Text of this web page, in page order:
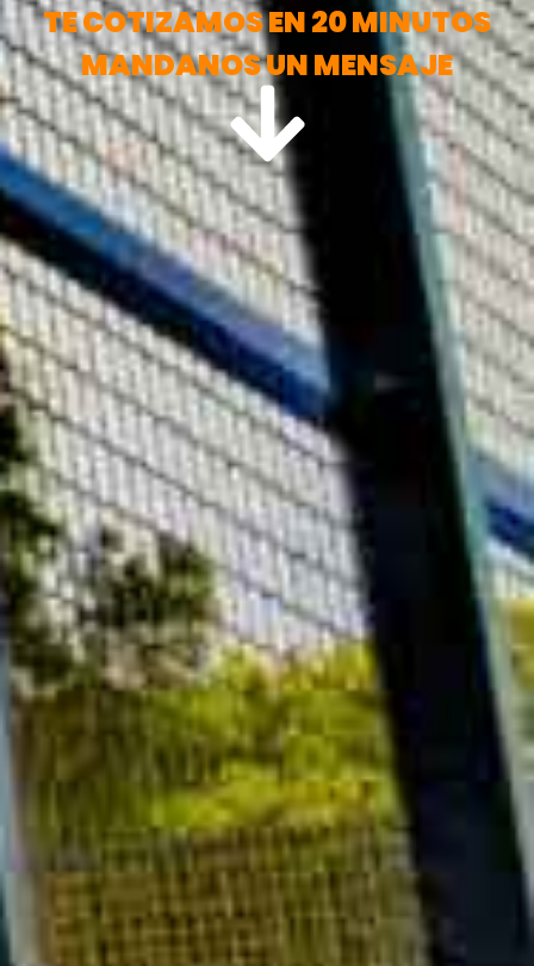
TE COTIZAMOS EN 20 MINUTOS
MANDANOS UN MENSAJE